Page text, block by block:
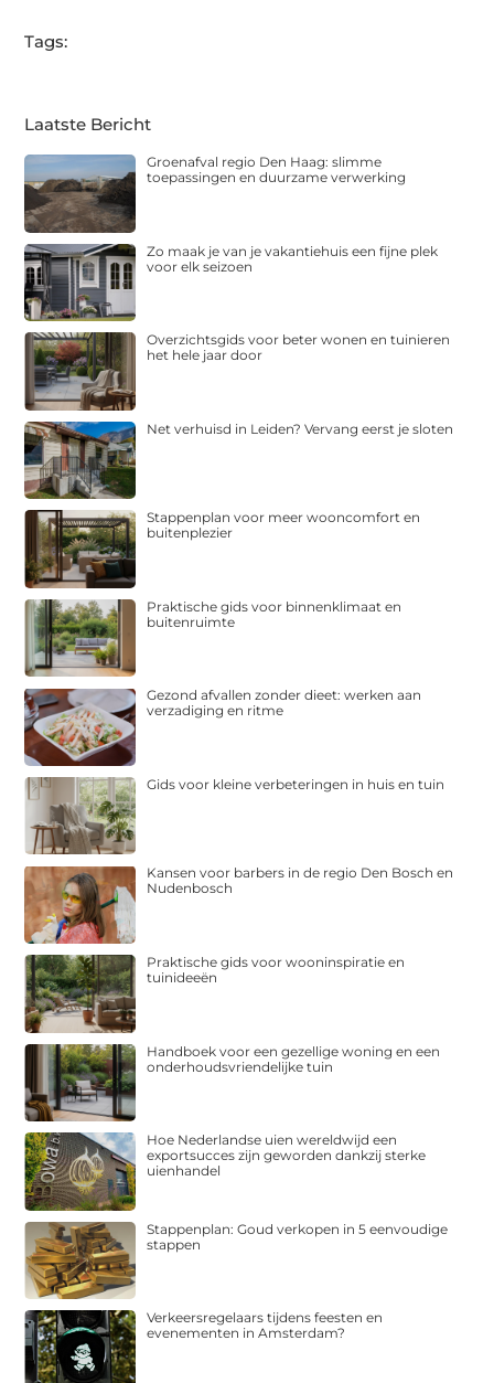
Tags:
Laatste Bericht
Groenafval regio Den Haag: slimme
toepassingen en duurzame verwerking
Zo maak je van je vakantiehuis een fijne plek
voor elk seizoen
Overzichtsgids voor beter wonen en tuinieren
het hele jaar door
Net verhuisd in Leiden? Vervang eerst je sloten
Stappenplan voor meer wooncomfort en
buitenplezier
Praktische gids voor binnenklimaat en
buitenruimte
Gezond afvallen zonder dieet: werken aan
verzadiging en ritme
Gids voor kleine verbeteringen in huis en tuin
Kansen voor barbers in de regio Den Bosch en
Nudenbosch
Praktische gids voor wooninspiratie en
tuinideeën
Handboek voor een gezellige woning en een
onderhoudsvriendelijke tuin
Hoe Nederlandse uien wereldwijd een
exportsucces zijn geworden dankzij sterke
uienhandel
Stappenplan: Goud verkopen in 5 eenvoudige
stappen
Verkeersregelaars tijdens feesten en
evenementen in Amsterdam?